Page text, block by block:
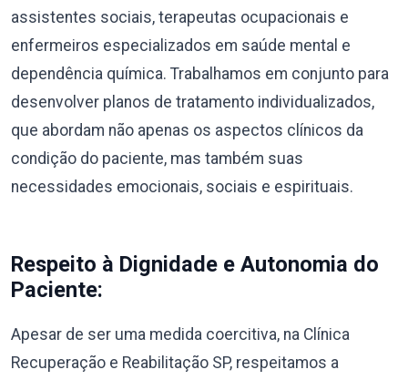
assistentes sociais, terapeutas ocupacionais e
enfermeiros especializados em saúde mental e
dependência química. Trabalhamos em conjunto para
desenvolver planos de tratamento individualizados,
que abordam não apenas os aspectos clínicos da
condição do paciente, mas também suas
necessidades emocionais, sociais e espirituais.
Respeito à Dignidade e Autonomia do
Paciente:
Apesar de ser uma medida coercitiva, na Clínica
Recuperação e Reabilitação SP, respeitamos a